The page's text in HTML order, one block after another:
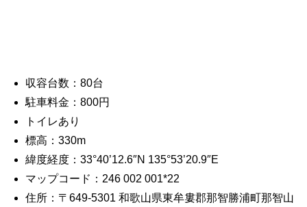
収容台数：80台
駐車料金：800円
トイレあり
標高：330m
緯度経度：33°40’12.6″N 135°53’20.9″E
マップコード：246 002 001*22
住所：〒649-5301 和歌山県東牟婁郡那智勝浦町那智山